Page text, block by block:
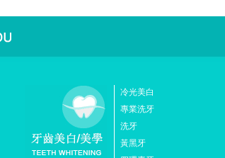
冷光美白
專業洗牙
洗牙
黃黑牙